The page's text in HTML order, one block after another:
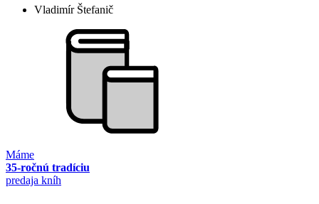
Vladimír Štefanič
Máme
35-ročnú tradíciu
predaja kníh